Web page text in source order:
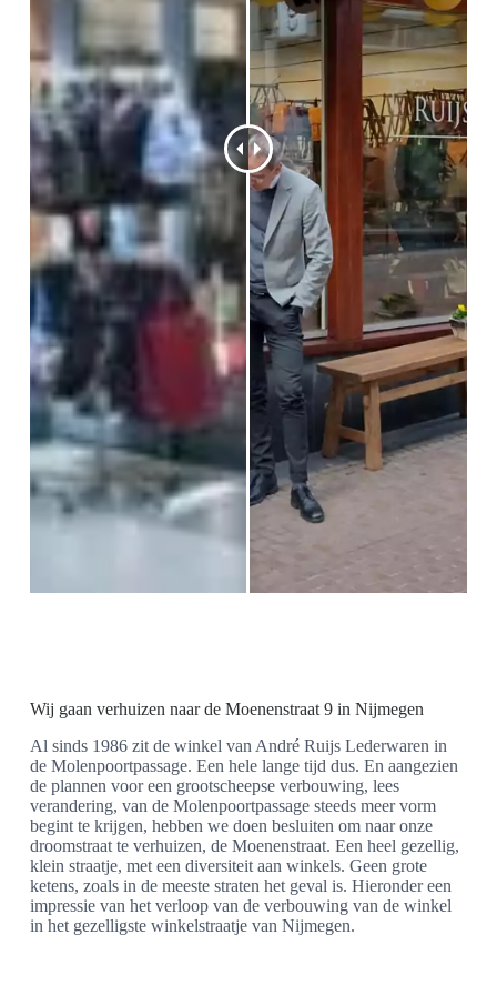
Wij gaan verhuizen naar de Moenenstraat 9 in Nijmegen
Al sinds 1986 zit de winkel van André Ruijs Lederwaren in
de Molenpoortpassage. Een hele lange tijd dus. En aangezien
de plannen voor een grootscheepse verbouwing, lees
verandering, van de Molenpoortpassage steeds meer vorm
begint te krijgen, hebben we doen besluiten om naar onze
droomstraat te verhuizen, de Moenenstraat. Een heel gezellig,
klein straatje, met een diversiteit aan winkels. Geen grote
ketens, zoals in de meeste straten het geval is. Hieronder een
impressie van het verloop van de verbouwing van de winkel
in het gezelligste winkelstraatje van Nijmegen.